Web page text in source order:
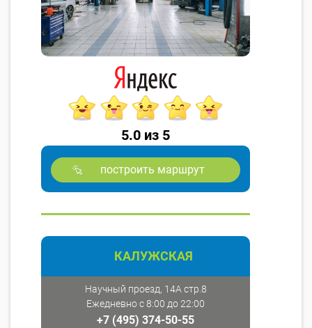
5.0 из 5
построить маршрут
КАЛУЖСКАЯ
Научный проезд, 14А стр.8
Ежедневно с 8:00 до 22:00
+7 (495) 374-50-55